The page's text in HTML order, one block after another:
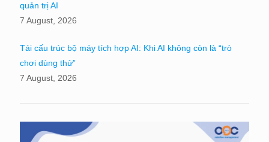
quản trị AI
7 August, 2026
Tái cấu trúc bộ máy tích hợp AI: Khi AI không còn là “trò
chơi dùng thử”
7 August, 2026